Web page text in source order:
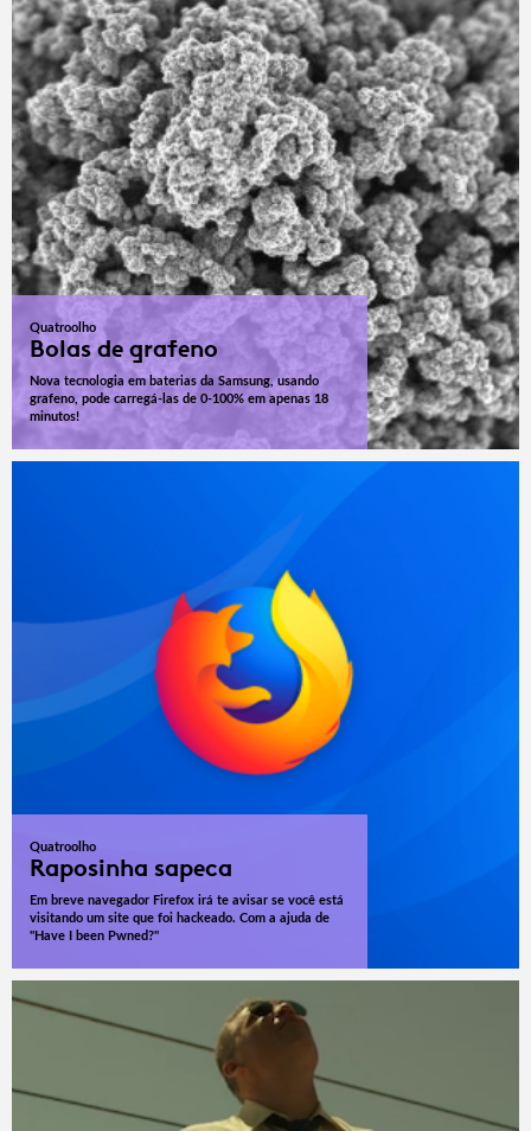
Quatroolho
Bolas de grafeno
Nova tecnologia em baterias da Samsung, usando
grafeno, pode carregá-las de 0-100% em apenas 18
minutos!
Quatroolho
Raposinha sapeca
Em breve navegador Firefox irá te avisar se você está
visitando um site que foi hackeado. Com a ajuda de
"Have I been Pwned?"